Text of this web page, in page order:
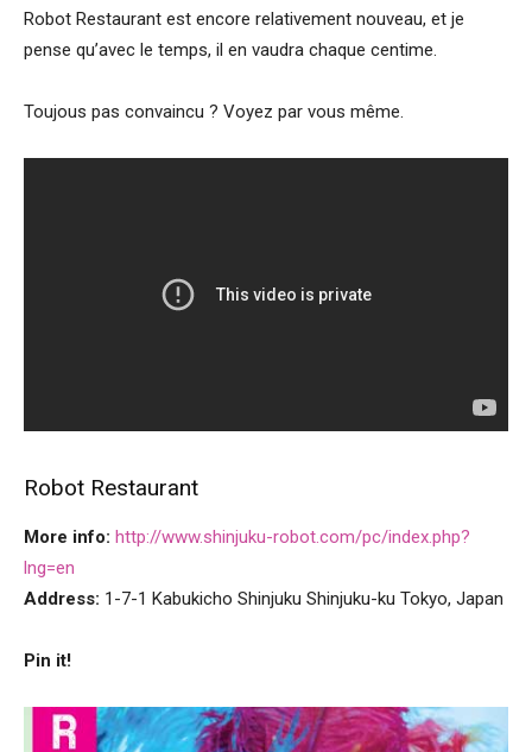
Robot Restaurant est encore relativement nouveau, et je
pense qu’avec le temps, il en vaudra chaque centime.
Toujous pas convaincu ? Voyez par vous même.
Robot Restaurant
More info: http://www.shinjuku-robot.com/pc/index.php?
lng=en
Address: 1-7-1 Kabukicho Shinjuku Shinjuku-ku Tokyo, Japan
Pin it!